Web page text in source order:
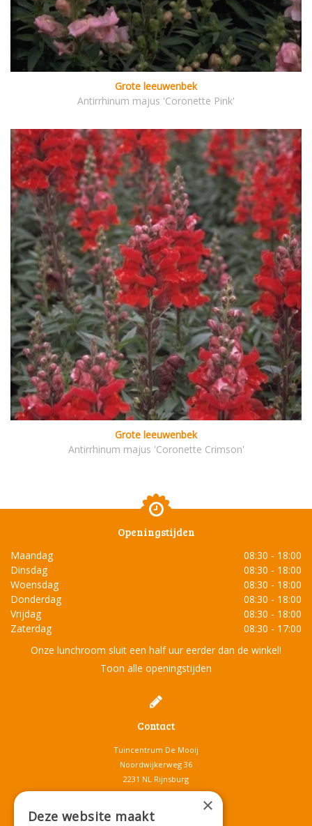
Grote leeuwenbek
Antirrhinum majus 'Coronette Pink'
Grote leeuwenbek
Antirrhinum majus 'Coronette Crimson'
Openingstijden
Maandag
08:30 - 18:00
Dinsdag
08:30 - 18:00
Woensdag
08:30 - 18:00
Donderdag
08:30 - 18:00
Vrijdag
08:30 - 18:00
Zaterdag
08:30 - 17:00
Onze lunchroom sluit een half uur eerder dan de winkel!
Toon alle openingstijden
Contact
Tuincentrum De Mooij
Noordwijkerweg 36
2231 NL Rijnsburg
T.071-4080959
info@tuincentrumdemooij.nl
×
Deze website maakt